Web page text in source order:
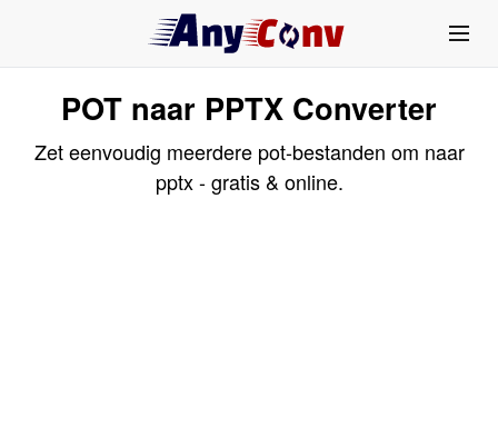
POT naar PPTX Converter
Zet eenvoudig meerdere pot-bestanden om naar
pptx - gratis & online.